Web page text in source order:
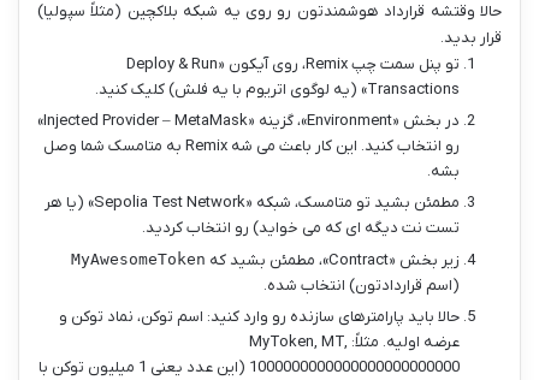
حالا وقتشه قرارداد هوشمندتون رو روی یه شبکه بلاکچین (مثلاً سپولیا)
قرار بدید.
تو پنل سمت چپ Remix، روی آیکون «Deploy & Run
Transactions» (یه لوگوی اتریوم با یه فلش) کلیک کنید.
در بخش «Environment»، گزینه «Injected Provider – MetaMask»
رو انتخاب کنید. این کار باعث می شه Remix به متامسک شما وصل
بشه.
مطمئن بشید تو متامسک، شبکه «Sepolia Test Network» (یا هر
تست نت دیگه ای که می خواید) رو انتخاب کردید.
زیر بخش «Contract»، مطمئن بشید که
MyAwesomeToken
(اسم قراردادتون) انتخاب شده.
حالا باید پارامترهای سازنده رو وارد کنید: اسم توکن، نماد توکن و
عرضه اولیه. مثلاً: MyToken, MT,
1000000000000000000000000 (این عدد یعنی 1 میلیون توکن با